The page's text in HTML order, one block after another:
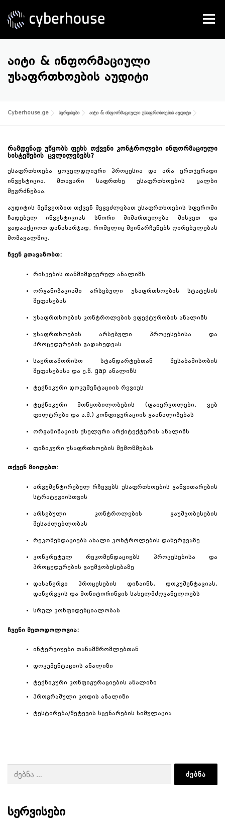
content
Menu
SERVICES ABOUT US CONTACT
ᲐᲘᲢᲘ & ᲘᲜᲤᲝᲠᲛᲐᲪᲘᲣᲚᲘ
ᲣᲡᲐᲤᲠᲗᲮᲝᲔᲑᲘᲡ ᲐᲣᲓᲘᲢᲘ
Cyberhouse.ge სერვისები აიტი & ინფორმაციული უსაფრთხოების აუდიტი
ᲠᲐᲛᲓᲔᲜᲐᲓ ᲣᲬᲧᲝᲑᲡ ᲤᲔᲮᲡ ᲗᲥᲕᲔᲜᲘ ᲙᲝᲜᲢᲠᲝᲚᲔᲑᲘ ᲘᲜᲤᲝᲠᲛᲐᲪᲘᲣᲚᲘ
ᲡᲘᲡᲢᲔᲛᲔᲑᲘᲡ ᲪᲕᲚᲘᲚᲔᲑᲔᲑᲡ?
უსაფრთხოება ყოველდღიური პროცესია და არა ერთჯერადი
ინვესტიცია. მთავარი საფრთხე უსაფრთხოების ყალბი
შეგრძნებაა.
აუდიტის მეშვეობით თქვენ შეგეძლებათ უსაფრთხოების სფეროში
ჩადებულ ინვესტიციას სწორი მიმართულება მისცეთ და
გადააქციოთ დანახარჯად, რომელიც შეინარჩუნებს ღირებულებას
მომავალშიც.
ჩვენ გთავაზობთ:
რისკების თანმიმდევრულ ანალიზს
ორგანიზაციაში არსებული უსაფრთხოების სტატუსის
შეფასებას
უსაფრთხოების კონტროლების ეფექტურობის ანალიზს
უსაფრთხოების არსებული პროცესებისა და
პროცედურების გადახედვას
საერთაშორისო სტანდარტებთან შესაბამისობის
შეფასებასა და ე.წ. gap ანალიზს
ტექნიკური დოკუმენტაციის რევიუს
ტექნიკური მოწყობილობების (ფაიერვოლები, ვებ
ფილტრები და ა.შ.) კონფიგურაციის გაანალიზებას
ორგანიზაციის ქსელური არქიტექტურის ანალიზს
ფიზიკური უსაფრთხოების შემოწმებას
თქვენ მიიღებთ:
არგუმენტირებულ რჩევებს უსაფრთხოების განვითარების
სტრატეგიისთვის
არსებული კონტროლების გაუმჯობესების
შესაძლებლობას
რეკომენდაციებს ახალი კონტროლების დანერგვაზე
კონკრეტულ რეკომენდაციებს პროცესებისა და
პროცედურების გაუმჯობესებაზე
დასანერგი პროცესების დიზაინს, დოკუმენტაციას,
დანერგვის და მონიტორინგის სახელმძღვანელოებს
სრულ კონფიდენციალობას
ჩვენი მეთოდოლოგია:
ინტერვიუები თანამშრომლებთან
დოკუმენტაციის ანალიზი
ტექნიკური კონფიგურაციების ანალიზი
პროგრამული კოდის ანალიზი
ტესტირება/შეტევის სცენარების სიმულაცია
ᲡᲔᲠᲕᲘᲡᲔᲑᲘ